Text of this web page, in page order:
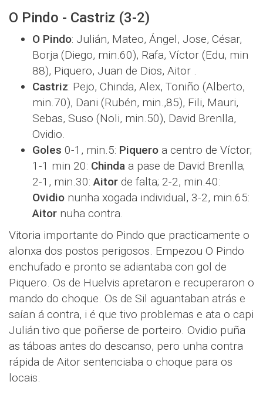
O Pindo - Castriz (3-2)
O Pindo: Julián, Mateo, Ángel, Jose, César,
Borja (Diego, min.60), Rafa, Víctor (Edu, min
88), Piquero, Juan de Dios, Aitor .
Castriz: Pejo, Chinda, Alex, Toniño (Alberto,
min.70), Dani (Rubén, min.,85), Fili, Mauri,
Sebas, Suso (Noli, min.50), David Brenlla,
Ovidio.
Goles 0-1, min.5: Piquero a centro de Víctor;
1-1 min 20: Chinda a pase de David Brenlla;
2-1, min.30: Aitor de falta; 2-2, min.40:
Ovidio nunha xogada individual, 3-2, min.65:
Aitor nuha contra.
Vitoria importante do Pindo que practicamente o
alonxa dos postos perigosos. Empezou O Pindo
enchufado e pronto se adiantaba con gol de
Piquero. Os de Huelvis apretaron e recuperaron o
mando do choque. Os de Sil aguantaban atrás e
saían á contra, i é que tivo problemas e ata o capi
Julián tivo que poñerse de porteiro. Ovidio puña
as táboas antes do descanso, pero unha contra
rápida de Aitor sentenciaba o choque para os
locais.